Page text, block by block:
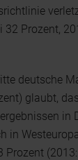
32 Prozent,
deutsche
glaubt,
in
in
Prozent